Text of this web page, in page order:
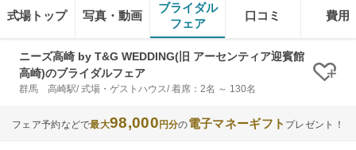
式場トップ 写真・動画
ブライダル
フェア
口コミ 費用
ニーズ高崎 by T&G WEDDING(旧 アーセンティア迎賓館
高崎)のブライダルフェア
群馬 高崎駅/ 式場・ゲストハウス/ 着席：2名 ～ 130名 ク
フェア予約などで最大98,000円分の電子マネーギフト プレゼント！